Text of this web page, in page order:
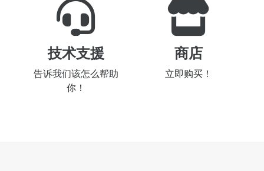
技术支援
告诉我们该怎么帮助
你！
商店
立即购买！